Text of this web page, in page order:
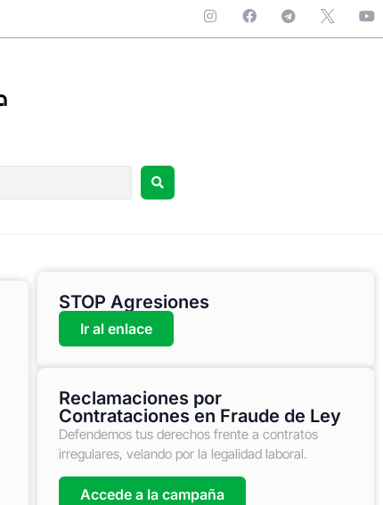
STOP Agresiones
Ir al enlace
Reclamaciones por
Contrataciones en Fraude de Ley
Defendemos tus derechos frente a contratos
irregulares, velando por la legalidad laboral.
Accede a la campaña